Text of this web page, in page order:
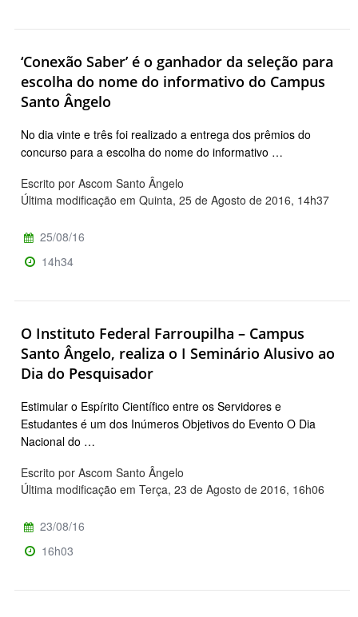
‘Conexão Saber’ é o ganhador da seleção para
escolha do nome do informativo do Campus
Santo Ângelo
No dia vinte e três foi realizado a entrega dos prêmios do
concurso para a escolha do nome do informativo …
Escrito por Ascom Santo Ângelo
Última modificação em Quinta, 25 de Agosto de 2016, 14h37
25/08/16
14h34
O Instituto Federal Farroupilha – Campus
Santo Ângelo, realiza o I Seminário Alusivo ao
Dia do Pesquisador
Estimular o Espírito Científico entre os Servidores e
Estudantes é um dos Inúmeros Objetivos do Evento O Dia
Nacional do …
Escrito por Ascom Santo Ângelo
Última modificação em Terça, 23 de Agosto de 2016, 16h06
23/08/16
16h03